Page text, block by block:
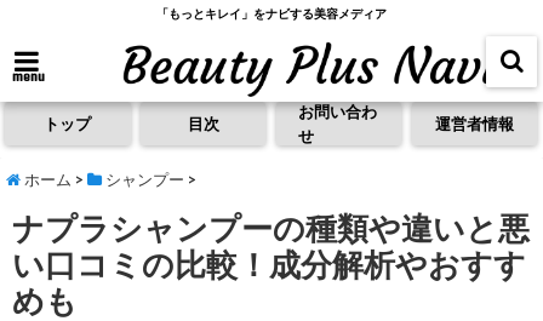
「もっとキレイ」をナビする美容メディア
menu
トップ 目次
お問い合わ
せ
運営者情報
ホーム > シャンプー >
ナプラシャンプーの種類や違いと悪
い口コミの比較！成分解析やおすす
めも